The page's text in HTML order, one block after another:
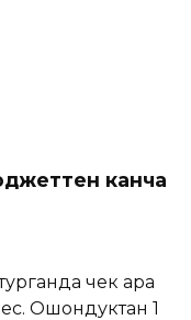
канча
чек ара
Ошондуктан 1